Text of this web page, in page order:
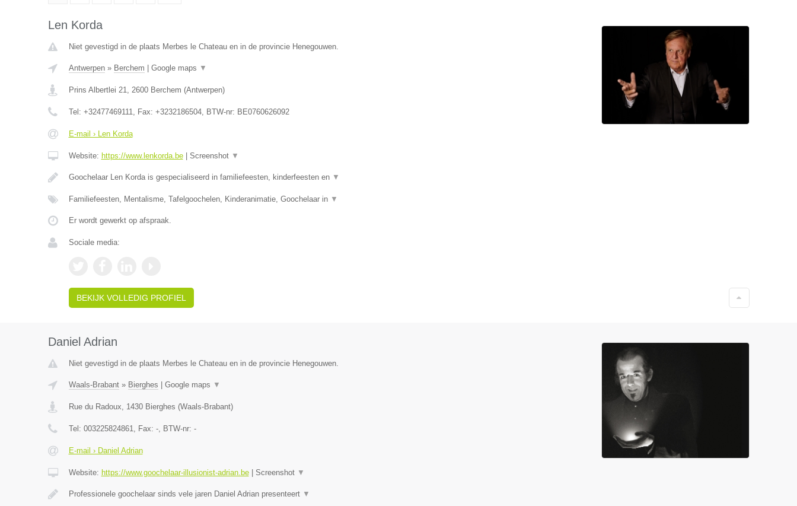
Len Korda
Niet gevestigd in de plaats Merbes le Chateau en in de provincie Henegouwen.
Antwerpen» Berchem Google maps ▼
Prins Albertlei 21, 2600 Berchem (Antwerpen)
Tel: +32477469111, Fax: +3232186504, BTW-nr: BE0760626092
E-mail › Len Korda
Website: https://www.lenkorda.be| Screenshot ▼
Goochelaar Len Korda is gespecialiseerd in familiefeesten, kinderfeesten en ▼
Familiefeesten, Mentalisme, Tafelgoochelen, Kinderanimatie, Goochelaar in ▼
Er wordt gewerkt op afspraak.
Sociale media:
BEKIJK VOLLEDIG PROFIEL
Daniel Adrian
Niet gevestigd in de plaats Merbes le Chateau en in de provincie Henegouwen.
Waals-Brabant» Bierghes Google maps ▼
Rue du Radoux, 1430 Bierghes (Waals-Brabant)
Tel: 003225824861, Fax: -, BTW-nr: -
E-mail › Daniel Adrian
Website: https://www.goochelaar-illusionist-adrian.be| Screenshot ▼
Professionele goochelaar sinds vele jaren Daniel Adrian presenteert ▼